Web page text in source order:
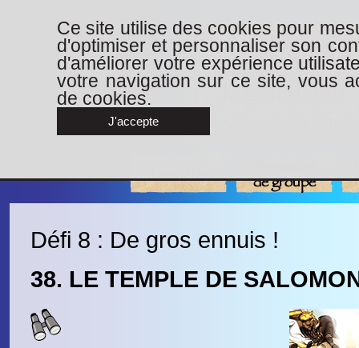
de groupe
Défi 8 : De gros ennuis !
38. LE TEMPLE DE
Ce site utilise des cookies pour
d'optimiser et personnaliser son
d'améliorer votre expérience
votre navigation sur ce site, vous
de cookies.
J'accepte